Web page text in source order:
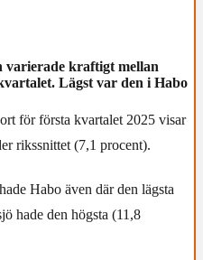
varierade kraftigt mellan
Lägst var den i Habo
för första kvartalet 2025 visar
rikssnittet (7,1 procent).
Habo även där den lägsta
hade den högsta (11,8